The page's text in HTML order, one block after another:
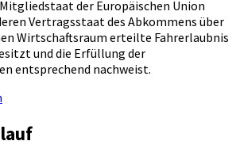
der Europäischen Union
Vertragsstaat des Abkommens über
Wirtschaftsraum erteilte Fahrerlaubnis
und die Erfüllung der
entsprechend nachweist.